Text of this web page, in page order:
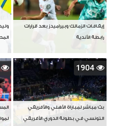
إيقافات الزمالك وبيراميدز بعد قرارات
رابطة الأندية
1904
بث مباشر لمباراة الأهلي والأفريقي
التونسي في بطولة الدوري الأفريقي